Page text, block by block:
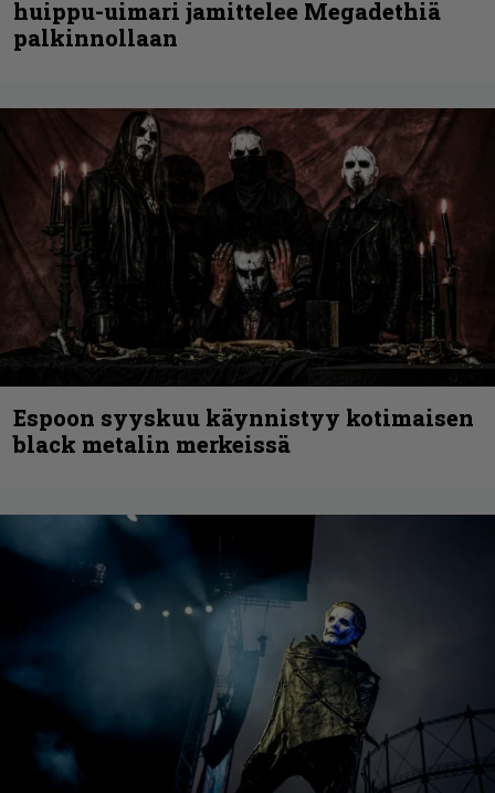
huippu-uimari jamittelee Megadethiä
palkinnollaan
Espoon syyskuu käynnistyy kotimaisen
black metalin merkeissä